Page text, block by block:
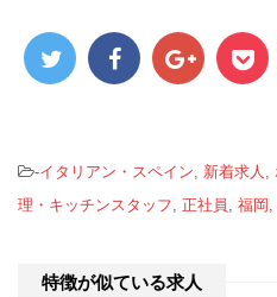
-イタリアン・スペイン, 新着求人 ,
理・キッチンスタッフ, 正社員 , 福岡 ,
特徴が似ている求人